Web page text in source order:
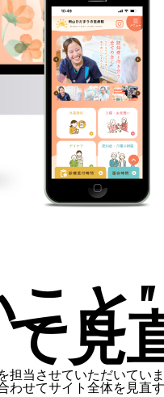
と
て見
当させていただいていま
せてサイト全体を見直